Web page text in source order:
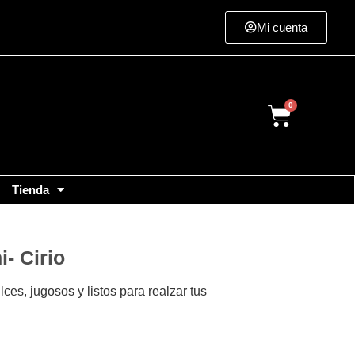
Mi cuenta
Cart
Tienda
Cirio
jugosos y listos para realzar tus